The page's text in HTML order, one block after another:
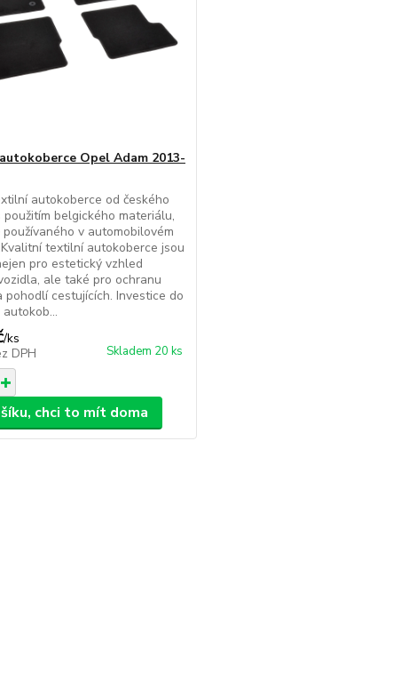
Opel Adam 2013-
autokoberce od českého
použitím belgického materiálu,
používaného v automobilovém
textilní autokoberce jsou
pro estetický vzhled
ale také pro ochranu
pohodlí cestujících. Investice do
/ks
DPH Skladem 20 ks
chci to mít doma